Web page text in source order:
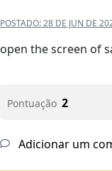
POSTADO:28 DE JUN DE
open the screen of
Pontuação 2
Adicionar um